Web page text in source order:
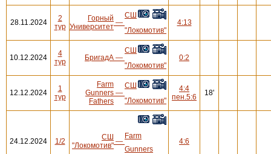
28.11.2024
2
тур
Горный
Университет —
СШ
"Локомотив"
4:13
10.12.2024
4
тур
БригадА —
СШ
"Локомотив"
0:2
12.12.2024
1
тур
Farm
Gunners
Fathers
—
СШ
"Локомотив"
4:4
пен.5:6
18'
24.12.2024 1/2
СШ
"Локомотив" —
Farm
Gunners
4:6